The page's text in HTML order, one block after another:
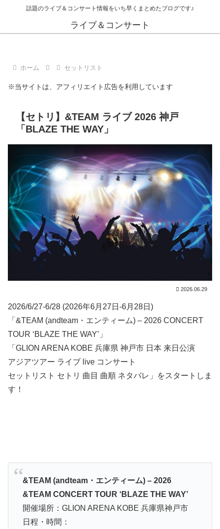
話題のライブ＆コンサート情報をいち早くまとめたブログです♪
ライブ＆コンサート
ホーム セットリスト
※当サイトは、アフィリエイト広告を利用しています
【セトリ】&TEAM ライブ 2026 神戸
「BLAZE THE WAY」
2026.06.29
2026/6/27-6/28 (2026年6月27日-6月28日)
「&TEAM (andteam・エンティーム) – 2026 CONCERT
TOUR ‘BLAZE THE WAY’」
「GLION ARENA KOBE 兵庫県 神戸市 日本 来日公演
アジアツアー ライブ live コンサート
セットリスト セトリ 曲目 曲順 ネタバレ」をスタートしま
す！
&TEAM (andteam・エンティーム) – 2026
&TEAM CONCERT TOUR ‘BLAZE THE WAY’
開催場所：GLION ARENA KOBE 兵庫県神戸市
日程・時間：